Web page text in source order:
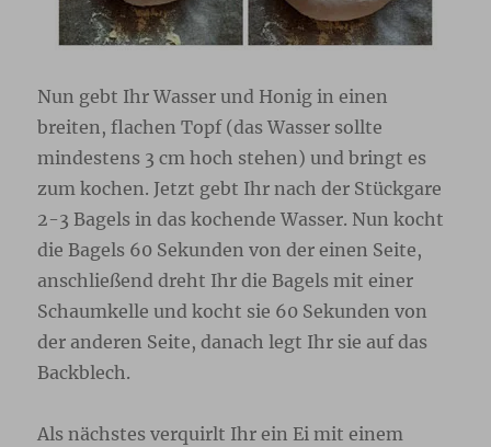
Nun gebt Ihr Wasser und Honig in einen
breiten, flachen Topf (das Wasser sollte
mindestens 3 cm hoch stehen) und bringt es
zum kochen. Jetzt gebt Ihr nach der Stückgare
2-3 Bagels in das kochende Wasser. Nun kocht
die Bagels 60 Sekunden von der einen Seite,
anschließend dreht Ihr die Bagels mit einer
Schaumkelle und kocht sie 60 Sekunden von
der anderen Seite, danach legt Ihr sie auf das
Backblech.
Als nächstes verquirlt Ihr ein Ei mit einem